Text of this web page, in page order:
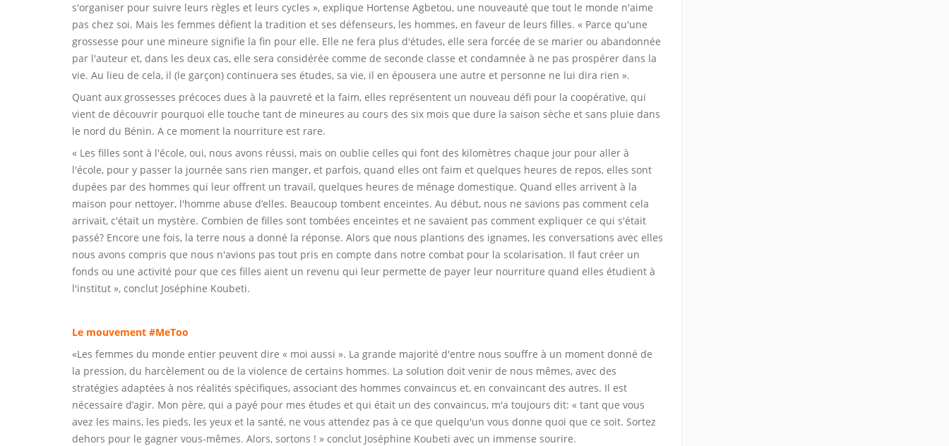
s'organiser pour suivre leurs règles et leurs cycles », explique Hortense Agbetou, une nouveauté que tout le monde n'aime
pas chez soi. Mais les femmes défient la tradition et ses défenseurs, les hommes, en faveur de leurs filles. « Parce qu'une
grossesse pour une mineure signifie la fin pour elle. Elle ne fera plus d'études, elle sera forcée de se marier ou abandonnée
par l'auteur et, dans les deux cas, elle sera considérée comme de seconde classe et condamnée à ne pas prospérer dans la
vie. Au lieu de cela, il (le garçon) continuera ses études, sa vie, il en épousera une autre et personne ne lui dira rien ».
Quant aux grossesses précoces dues à la pauvreté et la faim, elles représentent un nouveau défi pour la coopérative, qui
vient de découvrir pourquoi elle touche tant de mineures au cours des six mois que dure la saison sèche et sans pluie dans
le nord du Bénin. A ce moment la nourriture est rare.
« Les filles sont à l'école, oui, nous avons réussi, mais on oublie celles qui font des kilomètres chaque jour pour aller à
l'école, pour y passer la journée sans rien manger, et parfois, quand elles ont faim et quelques heures de repos, elles sont
dupées par des hommes qui leur offrent un travail, quelques heures de ménage domestique. Quand elles arrivent à la
maison pour nettoyer, l'homme abuse d’elles. Beaucoup tombent enceintes. Au début, nous ne savions pas comment cela
arrivait, c'était un mystère. Combien de filles sont tombées enceintes et ne savaient pas comment expliquer ce qui s'était
passé? Encore une fois, la terre nous a donné la réponse. Alors que nous plantions des ignames, les conversations avec elles
nous avons compris que nous n'avions pas tout pris en compte dans notre combat pour la scolarisation. Il faut créer un
fonds ou une activité pour que ces filles aient un revenu qui leur permette de payer leur nourriture quand elles étudient à
l'institut », conclut Joséphine Koubeti.
Le mouvement #MeToo
«Les femmes du monde entier peuvent dire « moi aussi ». La grande majorité d'entre nous souffre à un moment donné de
la pression, du harcèlement ou de la violence de certains hommes. La solution doit venir de nous mêmes, avec des
stratégies adaptées à nos réalités spécifiques, associant des hommes convaincus et, en convaincant des autres. Il est
nécessaire d’agir. Mon père, qui a payé pour mes études et qui était un des convaincus, m'a toujours dit: « tant que vous
avez les mains, les pieds, les yeux et la santé, ne vous attendez pas à ce que quelqu'un vous donne quoi que ce soit. Sortez
dehors pour le gagner vous-mêmes. Alors, sortons ! » conclut Joséphine Koubeti avec un immense sourire.